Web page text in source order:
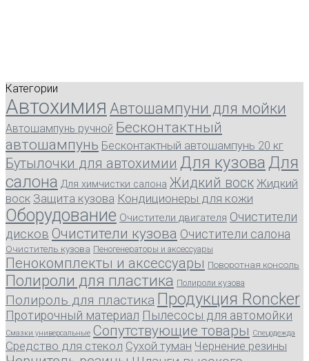
Категории
Автохимия Автошампуни для мойки
Автошампунь ручной Бесконтактный
автошампунь Бесконтактный автошампунь 20 кг
Бутылочки для автохимии Для кузоваДля
салона Для химчистки салона Жидкий воск Жидкий
воск Защита кузова Кондиционеры для кожи
Оборудование Очистители двигателя Очистители
дисков Очистители кузова Очистители салона
Очиститель кузова Пеногенераторы и аксессуары
Пенокомплекты и аксессуары Поворотная консоль
Полироли для пластика Полироли кузова
Полироль для пластика Продукция Roncker
Протирочный материал Пылесосы для автомойки
Смазки универсальные Сопутствующие товары Спецодежда
Средство для стекол Сухой туман Чернение резины